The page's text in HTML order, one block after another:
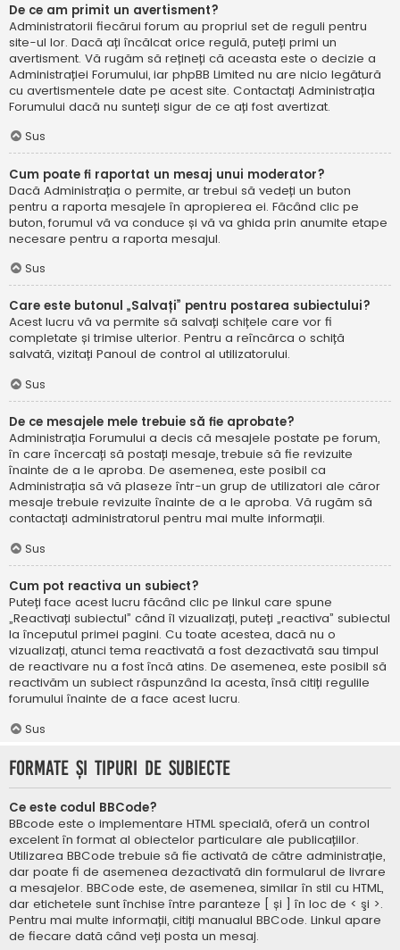
De ce am primit un avertisment?
Administratorii fiecărui forum au propriul set de reguli pentru
site-ul lor. Dacă ați încălcat orice regulă, puteți primi un
avertisment. Vă rugăm să rețineți că aceasta este o decizie a
Administrației Forumului, iar phpBB Limited nu are nicio legătură
cu avertismentele date pe acest site. Contactați Administrația
Forumului dacă nu sunteți sigur de ce ați fost avertizat.
Sus
Cum poate fi raportat un mesaj unui moderator?
Dacă Administrația o permite, ar trebui să vedeți un buton
pentru a raporta mesajele în apropierea ei. Făcând clic pe
buton, forumul vă va conduce și vă va ghida prin anumite etape
necesare pentru a raporta mesajul.
Sus
Care este butonul „Salvați” pentru postarea subiectului?
Acest lucru vă va permite să salvați schițele care vor fi
completate și trimise ulterior. Pentru a reîncărca o schiță
salvată, vizitați Panoul de control al utilizatorului.
Sus
De ce mesajele mele trebuie să fie aprobate?
Administrația Forumului a decis că mesajele postate pe forum,
în care încercați să postați mesaje, trebuie să fie revizuite
înainte de a le aproba. De asemenea, este posibil ca
Administrația să vă plaseze într-un grup de utilizatori ale căror
mesaje trebuie revizuite înainte de a le aproba. Vă rugăm să
contactați administratorul pentru mai multe informații.
Sus
Cum pot reactiva un subiect?
Puteți face acest lucru făcând clic pe linkul care spune
„Reactivați subiectul” când îl vizualizați, puteți „reactiva” subiectul
la începutul primei pagini. Cu toate acestea, dacă nu o
vizualizați, atunci tema reactivată a fost dezactivată sau timpul
de reactivare nu a fost încă atins. De asemenea, este posibil să
reactivăm un subiect răspunzând la acesta, însă citiți regulile
forumului înainte de a face acest lucru.
Sus
Formate și tipuri de subiecte
Ce este codul BBCode?
BBcode este o implementare HTML specială, oferă un control
excelent în format al obiectelor particulare ale publicațiilor.
Utilizarea BBCode trebuie să fie activată de către administrație,
dar poate fi de asemenea dezactivată din formularul de livrare
a mesajelor. BBCode este, de asemenea, similar în stil cu HTML,
dar etichetele sunt închise între paranteze [ și ] în loc de < şi >.
Pentru mai multe informații, citiți manualul BBCode. Linkul apare
de fiecare dată când veți posta un mesaj.